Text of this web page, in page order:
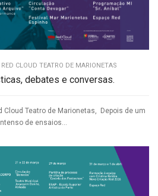
RED CLOUD TEATRO DE MARIONETAS
debates e conversas.
Cloud Teatro de Marionetas, Depois de um
de ensaios...